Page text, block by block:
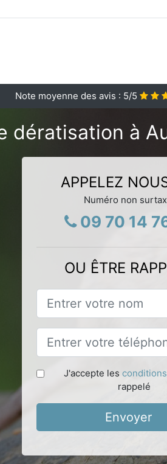
Note moyenne des avis : 5/5
dératisation à
APPELEZ
Numéro non
09 70 14
OU ÊTRE
J'accepte les conditions
rappelé
Envoyer